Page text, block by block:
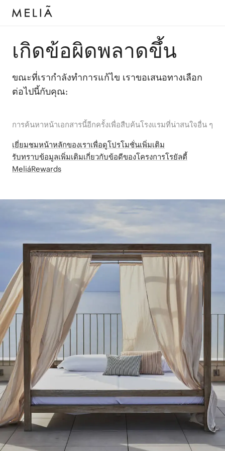
เกิดข้อผิดพลาดขึ้น
ขณะที่เรากำลังทำการแก้ไข เราขอเสนอทางเลือก
ต่อไปนี้กับคุณ:
การค้นหาหน้าเอกสารนี้อีกครั้งเพื่อสืบค้นโรงแรมที่น่าสนใจอื่น ๆ
เยี่ยมชมหน้าหลักของเราเพื่อดูโปรโมชั่นเพิ่มเติม
รับทราบข้อมูลเพิ่มเติมเกี่ยวกับข้อดีของโครงการโรยัลตี้
MeliáRewards